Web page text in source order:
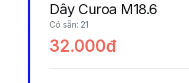
Dây Curoa M18.6
Có sẵn: 21
32.000đ